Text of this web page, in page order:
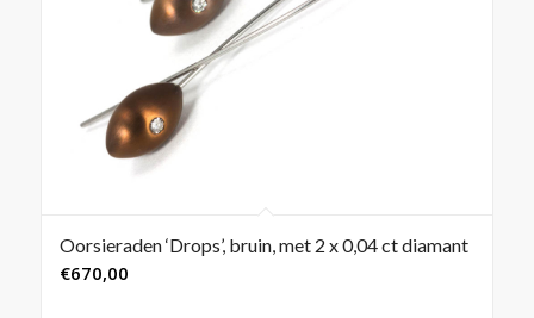
Oorsieraden ‘Drops’, bruin, met 2 x 0,04 ct diamant
€670,00